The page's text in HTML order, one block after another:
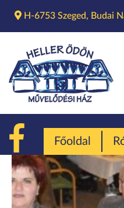
H-6753 Szeged, Budai
Főoldal